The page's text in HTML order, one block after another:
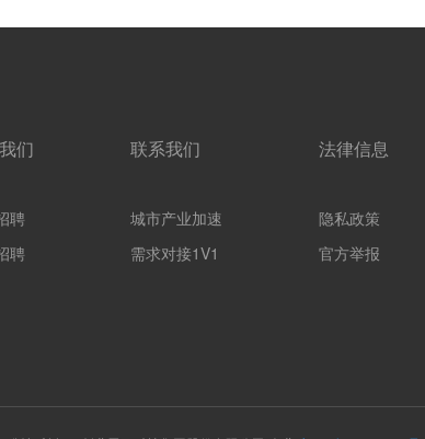
们
聘
聘
联系我们
城市产业加速
需求对接1V1
法律信息
隐私政策
官方举报